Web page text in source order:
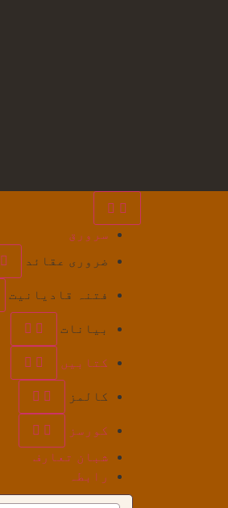
سرورق
ضروری عقائد
فتنہ قادیانیت
بیانات
کتابیں
کالمز
کورسز
شبان تعارف
رابطہ